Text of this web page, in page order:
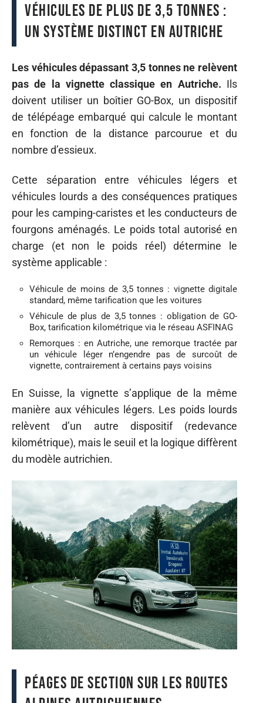
Véhicules de plus de 3,5 tonnes :
un système distinct en Autriche
Les véhicules dépassant 3,5 tonnes ne relèvent
pas de la vignette classique en Autriche. Ils
doivent utiliser un boîtier GO-Box, un dispositif
de télépéage embarqué qui calcule le montant
en fonction de la distance parcourue et du
nombre d’essieux.
Cette séparation entre véhicules légers et
véhicules lourds a des conséquences pratiques
pour les camping-caristes et les conducteurs de
fourgons aménagés. Le poids total autorisé en
charge (et non le poids réel) détermine le
système applicable :
Véhicule de moins de 3,5 tonnes : vignette digitale
standard, même tarification que les voitures
Véhicule de plus de 3,5 tonnes : obligation de GO-
Box, tarification kilométrique via le réseau ASFINAG
Remorques : en Autriche, une remorque tractée par
un véhicule léger n’engendre pas de surcoût de
vignette, contrairement à certains pays voisins
En Suisse, la vignette s’applique de la même
manière aux véhicules légers. Les poids lourds
relèvent d’un autre dispositif (redevance
kilométrique), mais le seuil et la logique diffèrent
du modèle autrichien.
Péages de section sur les routes